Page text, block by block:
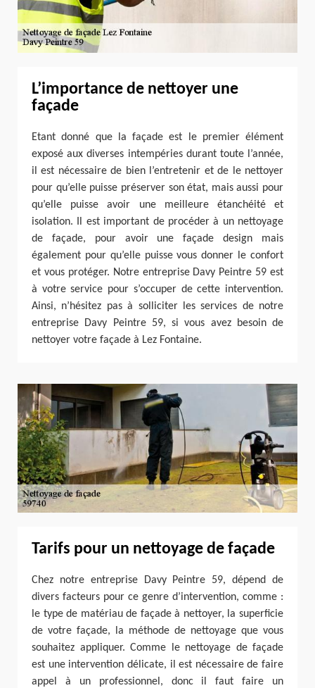
L’importance de nettoyer une
façade
Etant donné que la façade est le premier élément
exposé aux diverses intempéries durant toute l’année,
il est nécessaire de bien l’entretenir et de le nettoyer
pour qu’elle puisse préserver son état, mais aussi pour
qu’elle puisse avoir une meilleure étanchéité et
isolation. Il est important de procéder à un nettoyage
de façade, pour avoir une façade design mais
également pour qu’elle puisse vous donner le confort
et vous protéger. Notre entreprise Davy Peintre 59 est
à votre service pour s’occuper de cette intervention.
Ainsi, n’hésitez pas à solliciter les services de notre
entreprise Davy Peintre 59, si vous avez besoin de
nettoyer votre façade à Lez Fontaine.
Tarifs pour un nettoyage de façade
Chez notre entreprise Davy Peintre 59, dépend de
divers facteurs pour ce genre d’intervention, comme :
le type de matériau de façade à nettoyer, la superficie
de votre façade, la méthode de nettoyage que vous
souhaitez appliquer. Comme le nettoyage de façade
est une intervention délicate, il est nécessaire de faire
appel à un professionnel, donc il faut faire un